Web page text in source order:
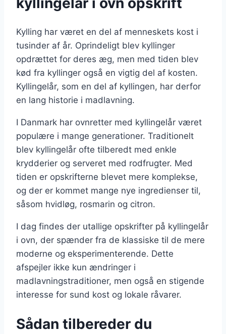
Kylling har været en del af menneskets kost i
tusinder af år. Oprindeligt blev kyllinger
opdrættet for deres æg, men med tiden blev
kød fra kyllinger også en vigtig del af kosten.
Kyllingelår, som en del af kyllingen, har derfor
en lang historie i madlavning.
I Danmark har ovnretter med kyllingelår været
populære i mange generationer. Traditionelt
blev kyllingelår ofte tilberedt med enkle
krydderier og serveret med rodfrugter. Med
tiden er opskrifterne blevet mere komplekse,
og der er kommet mange nye ingredienser til,
såsom hvidløg, rosmarin og citron.
I dag findes der utallige opskrifter på kyllingelår
i ovn, der spænder fra de klassiske til de mere
moderne og eksperimenterende. Dette
afspejler ikke kun ændringer i
madlavningstraditioner, men også en stigende
interesse for sund kost og lokale råvarer.
Sådan tilbereder du